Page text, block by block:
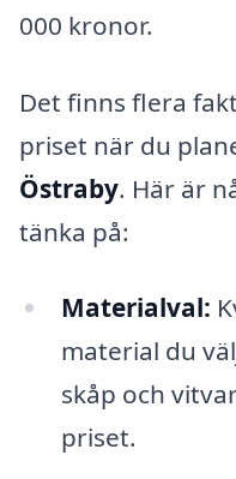
000 kronor.
Det finns flera
priset när du
Östraby. Här är
tänka på:
Materialval:
material du
skåp och
priset.